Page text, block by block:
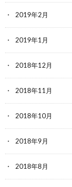
2019年2月
2019年1月
2018年12月
2018年11月
2018年10月
2018年9月
2018年8月